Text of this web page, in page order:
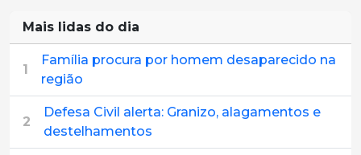
Mais lidas do dia
1
Família procura por homem desaparecido na
região
2
Defesa Civil alerta: Granizo, alagamentos e
destelhamentos